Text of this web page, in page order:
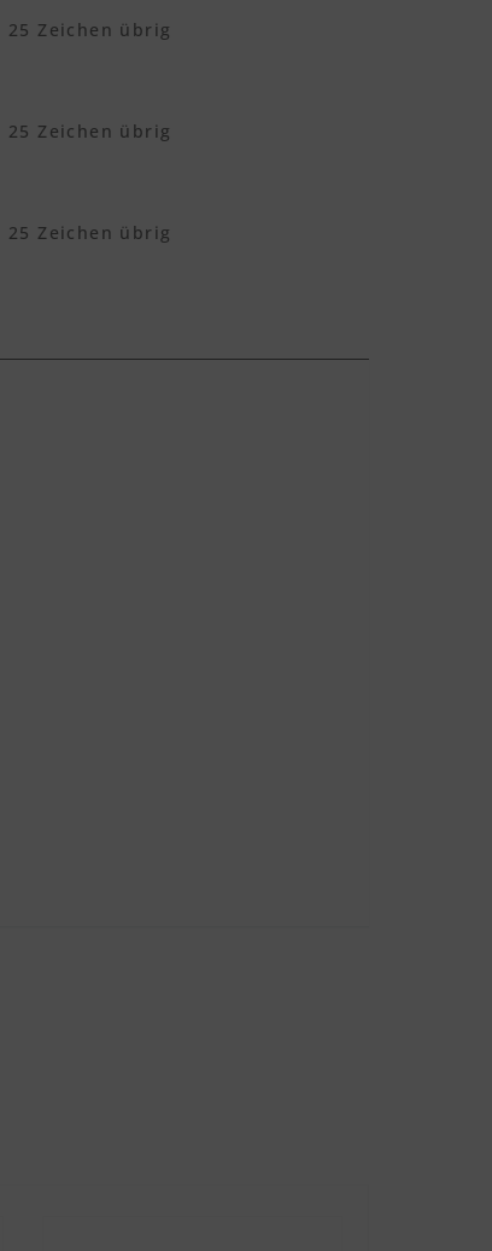
25 Zeichen übrig
25 Zeichen übrig
25 Zeichen übrig